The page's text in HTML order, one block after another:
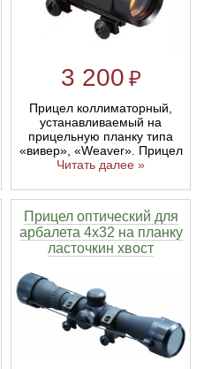
3 200 ₽
Прицел коллиматорный,
устанавливаемый на
прицельную планку типа
«вивер», «Weaver». Прицел
Читать далее »
Прицел оптический для
арбалета 4х32 на планку
ласточкин хвост